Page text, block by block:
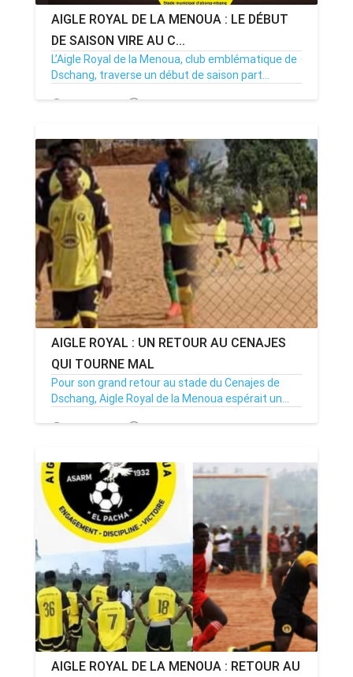
AIGLE ROYAL DE LA MENOUA : LE DÉBUT
DE SAISON VIRE AU C...
L’Aigle Royal de la Menoua, club emblématique de
Dschang, traverse un début de saison part...
23/12/24 Par MenouActu 0
AIGLE ROYAL : UN RETOUR AU CENAJES
QUI TOURNE MAL
Pour son grand retour au stade du Cenajes de
Dschang, Aigle Royal de la Menoua espérait un...
15/12/24 Par MenouActu 0
AIGLE ROYAL DE LA MENOUA : RETOUR AU